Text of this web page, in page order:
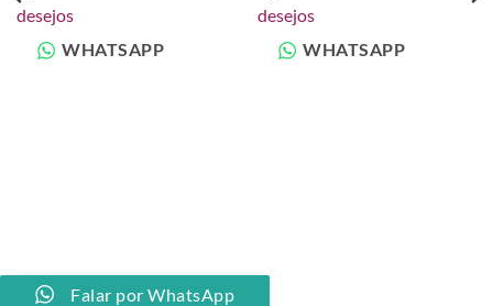
desejos
WHATSAPP
desejos
WHATSAPP
Falar por WhatsApp